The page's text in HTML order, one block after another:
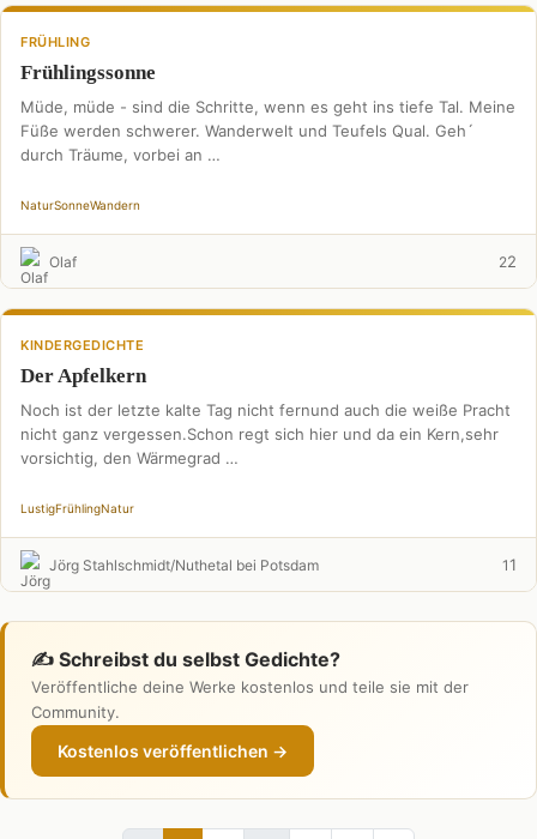
FRÜHLING
Frühlingssonne
Müde, müde - sind die Schritte, wenn es geht ins tiefe Tal. Meine
Füße werden schwerer. Wanderwelt und Teufels Qual. Geh´
durch Träume, vorbei an …
NaturSonneWandern
Olaf 22
KINDERGEDICHTE
Der Apfelkern
Noch ist der letzte kalte Tag nicht fernund auch die weiße Pracht
nicht ganz vergessen.Schon regt sich hier und da ein Kern,sehr
vorsichtig, den Wärmegrad …
LustigFrühlingNatur
Jörg Stahlschmidt/Nuthetal bei Potsdam 11
✍️ Schreibst du selbst Gedichte?
Veröffentliche deine Werke kostenlos und teile sie mit der
Community.
Kostenlos veröffentlichen →